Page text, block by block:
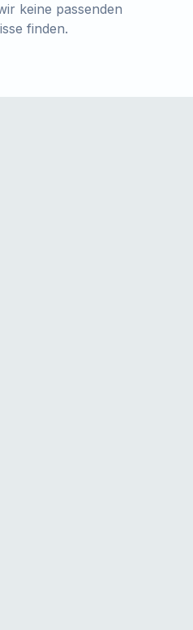
keine passenden
finden.